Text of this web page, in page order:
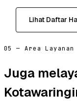
Lihat Daftar
05 — Area Layanan
Juga